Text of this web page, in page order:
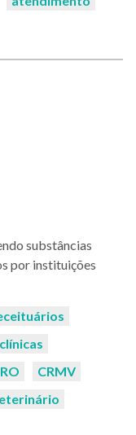
substâncias
por instituições
clínicas
CRMV